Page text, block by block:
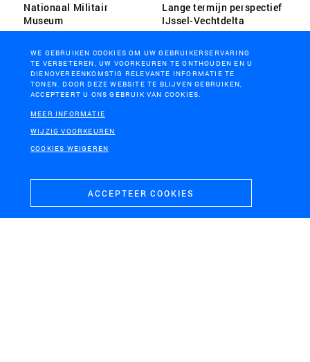
Nationaal Militair
Museum
Lange termijn perspectief
IJssel-Vechtdelta
NEW ORLEANS, VERENIGDE STATEN
WE GEBRUIKEN COOKIES OM UW GEBRUIKERSERVARING
TE VERBETEREN, UW VOORKEUREN TE ONTHOUDEN EN U
DIENOVEREENKOMSTIG RELEVANTE INFORMATIE TE
TONEN. DOOR DEZE WEBSITE TE BLIJVEN GEBRUIKEN,
ACCEPTEERT U ONS GEBRUIK VAN COOKIES.
MEER INFORMATIE
WIJZIG VOORKEUREN
COOKIES WEIGEREN
ACCEPTEER COOKIES